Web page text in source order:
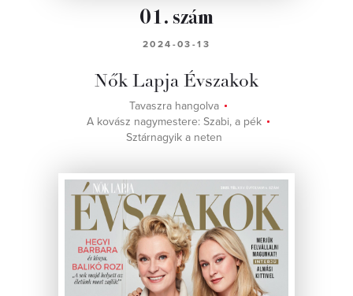
01. szám
2024-03-13
Nők Lapja Évszakok
Tavaszra hangolva
A kovász nagymestere: Szabi, a pék
Sztárnagyik a neten